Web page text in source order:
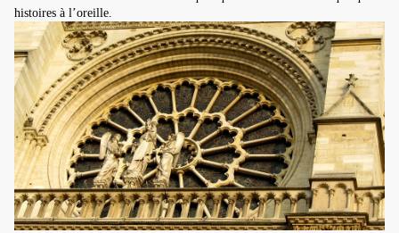
histoires à l’oreille.